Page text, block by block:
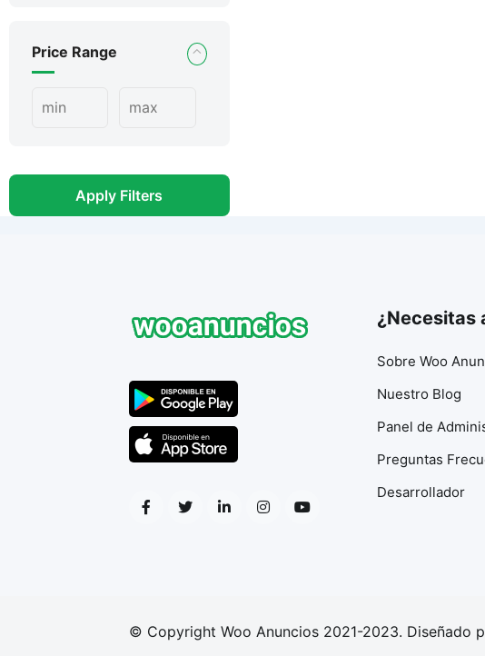
Price Range
Apply Filters
¿Necesitas
Sobre Woo
Nuestro Blog
Panel de
Preguntas
Desarrollador
© Copyright Woo Anuncios 2021-2023. Diseñado